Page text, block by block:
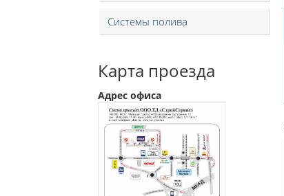
Системы полива
Карта проезда
Адрес офиса